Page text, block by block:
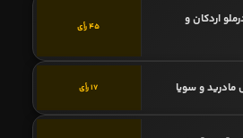
اردکان و
45 رأی
مادرید و سویا 17 رأی